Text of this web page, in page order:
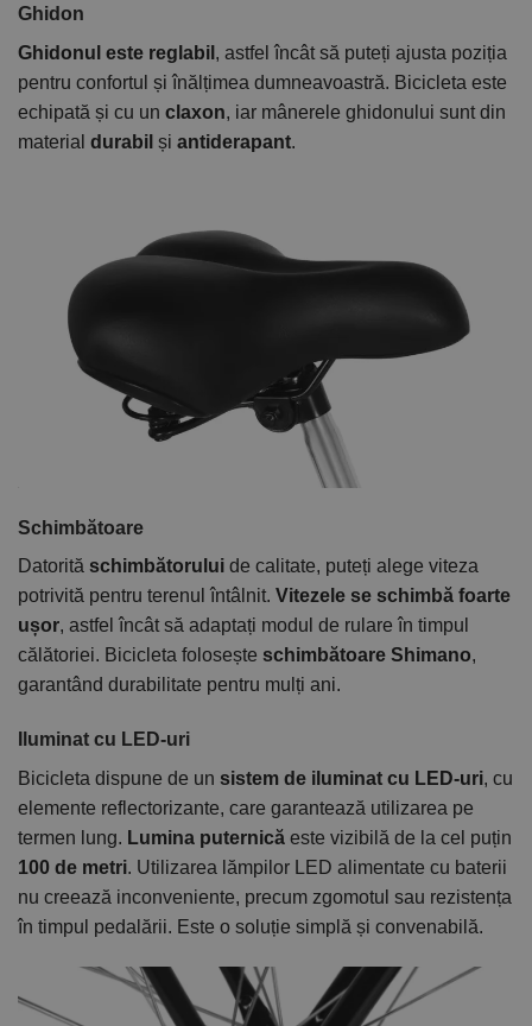
Ghidon
Ghidonul este reglabil , astfel încât să puteți ajusta poziția
pentru confortul și înălțimea dumneavoastră. Bicicleta este
echipată și cu un claxon, iar mânerele ghidonului sunt din
material durabil și antiderapant.
Schimbătoare
Datorită schimbătorului de calitate, puteți alege viteza
potrivită pentru terenul întâlnit. Vitezele se schimbă foarte
ușor, astfel încât să adaptați modul de rulare în timpul
călătoriei. Bicicleta folosește schimbătoare Shimano,
garantând durabilitate pentru mulți ani.
Iluminat cu LED-uri
Bicicleta dispune de un sistem de iluminat cu LED-uri, cu
elemente reflectorizante, care garantează utilizarea pe
termen lung. Lumina puternică este vizibilă de la cel puțin
100 de metri. Utilizarea lămpilor LED alimentate cu baterii
nu creează inconveniente, precum zgomotul sau rezistența
în timpul pedalării. Este o soluție simplă și convenabilă.